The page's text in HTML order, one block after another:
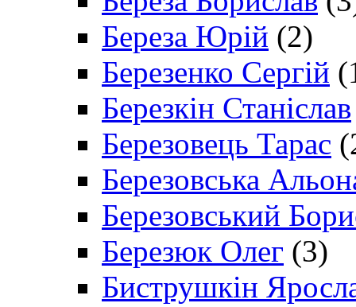
Береза Юрій (2)
Березенко Сергій
Березкін Станіслав
Березовець Тарас
Березовська
Березовський
Березюк Олег (3)
Биструшкін